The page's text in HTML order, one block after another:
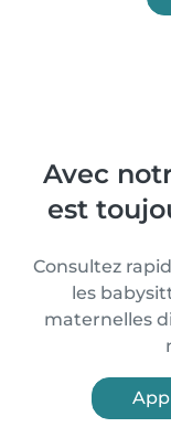
Avec
est
Consultez
les
maternelles